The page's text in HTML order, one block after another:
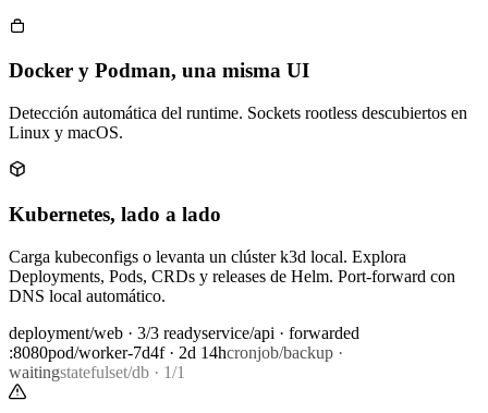
Docker y Podman, una misma UI
Detección automática del runtime. Sockets rootless descubiertos en
Linux y macOS.
Kubernetes, lado a lado
Carga kubeconfigs o levanta un clúster k3d local. Explora
Deployments, Pods, CRDs y releases de Helm. Port-forward con
DNS local automático.
deployment/web · 3/3 readyservice/api · forwarded
:8080pod/worker-7d4f · 2d 14hcronjob/backup ·
waitingstatefulset/db · 1/1